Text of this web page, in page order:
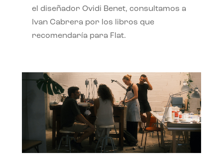
el diseñador Ovidi Benet, consultamos a
Ivan Cabrera por los libros que
recomendaría para Flat.